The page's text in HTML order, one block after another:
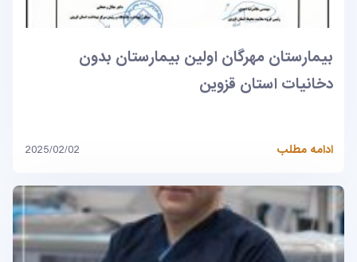
بیمارستان مهرگان اولین بیمارستان بدون
دخانیات استان قزوین
ادامه مطلب 2025/02/02